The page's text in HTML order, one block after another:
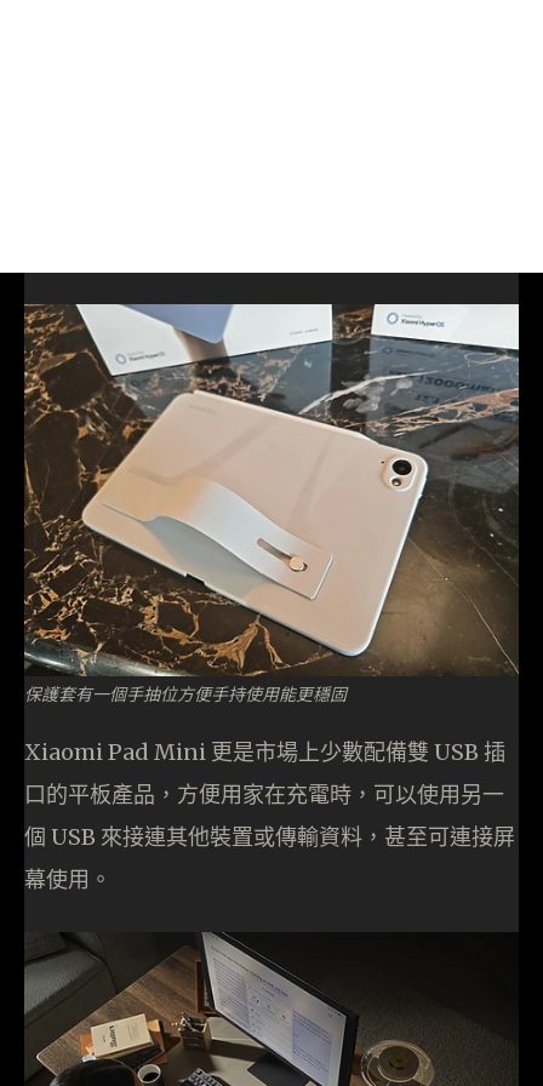
保護套有一個手抽位方便手持使用能更穩固
Xiaomi Pad Mini 更是市場上少數配備雙 USB 插
口的平板產品，方便用家在充電時，可以使用另一
個 USB 來接連其他裝置或傳輸資料，甚至可連接屏
幕使用。